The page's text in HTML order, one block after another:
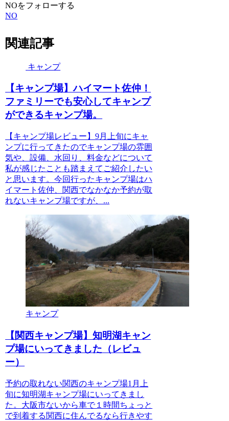
NOをフォローする
NO
関連記事
キャンプ
【キャンプ場】ハイマート佐仲！
ファミリーでも安心してキャンプ
ができるキャンプ場。
【キャンプ場レビュー】9月上旬にキャ
ンプに行ってきたのでキャンプ場の雰囲
気や、設備、水回り、料金などについて
私が感じたことも踏まえてご紹介したい
と思います。今回行ったキャンプ場はハ
イマート佐仲、関西でなかなか予約が取
れないキャンプ場ですが、...
キャンプ
【関西キャンプ場】知明湖キャン
プ場にいってきました（レビュ
ー）
予約の取れない関西のキャンプ場1月上
旬に知明湖キャンプ場にいってきまし
た。大阪市ないから車で１時間ちょっと
で到着する関西に住んでるなら行きやす